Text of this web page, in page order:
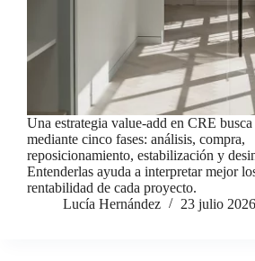
Una estrategia value-add en CRE
mediante cinco fases: análisis, compra,
reposicionamiento, estabilización y
Entenderlas ayuda a interpretar mejor
rentabilidad de cada proyecto.
Lucía Hernández
23 julio 2026